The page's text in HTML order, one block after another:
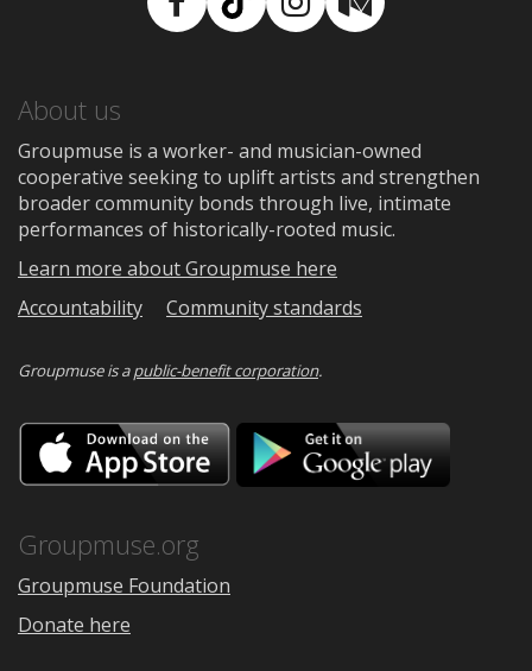
Facebook
TikTokInstagram
Medium
About us
Groupmuse is a worker- and musician-owned
cooperative seeking to uplift artists and strengthen
broader community bonds through live, intimate
performances of historically-rooted music.
Learn more about Groupmuse here
Accountability
Community standards
Groupmuse is apublic-benefit corporation.
Download
on
the
Google
Groupmuse.org
Groupmuse Foundation
Donate here